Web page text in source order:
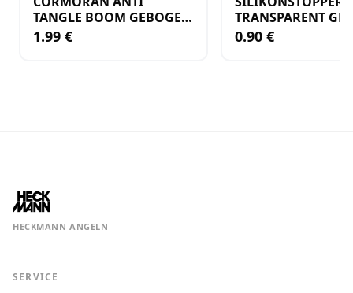
TANGLE BOOM GEBOGEN
12CM M.WIRBEL(PLASTIK)
1.99 €
TRANSPARENT
KLEIN
0.90 €
HECKMANN ANGELN
SERVICE